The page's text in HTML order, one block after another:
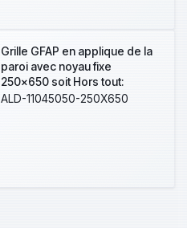
Grille GFAP en applique de la
paroi avec noyau fixe
250x650 soit Hors tout:
L385mm X H845 mm
ALD-11045050-250X650